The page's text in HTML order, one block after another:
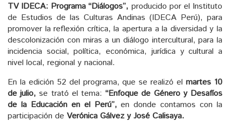
TV IDECA: Programa “Diálogos”, producido por el Instituto
de Estudios de las Culturas Andinas (IDECA Perú), para
promover la reflexión crítica, la apertura a la diversidad y la
descolonización con miras a un diálogo intercultural, para la
incidencia social, política, económica, jurídica y cultural a
nivel local, regional y nacional.
En la edición 52 del programa, que se realizó elmartes 10
de julio, se trató el tema:“Enfoque de Género y Desafíos
de la Educación en el Perú”,en donde contamos con la
participación de Verónica Gálvez y José Calisaya.